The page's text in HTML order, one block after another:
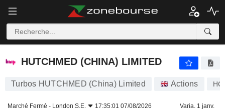
HUTCHMED (CHINA) LIMITED
HUTCHMED (CHINA) LIMITED
Turbos HUTCHMED (China) Limited Actions
Marché Fermé - London S.E. 17:35:01 07/08/2026 Varia. 1 janv.